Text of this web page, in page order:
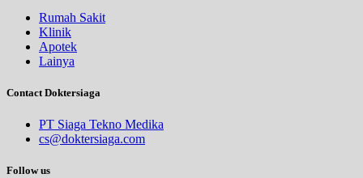
Rumah Sakit
Klinik
Apotek
Lainya
Contact Doktersiaga
PT Siaga Tekno Medika
cs@doktersiaga.com
Follow us